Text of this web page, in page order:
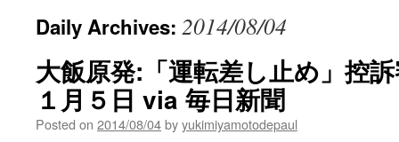
Daily Archives: 2014/08/04
大飯原発:「運転差し止め」控
１月５日 via 毎日新聞
Posted on 2014/08/04byyukimiyamotodepaul